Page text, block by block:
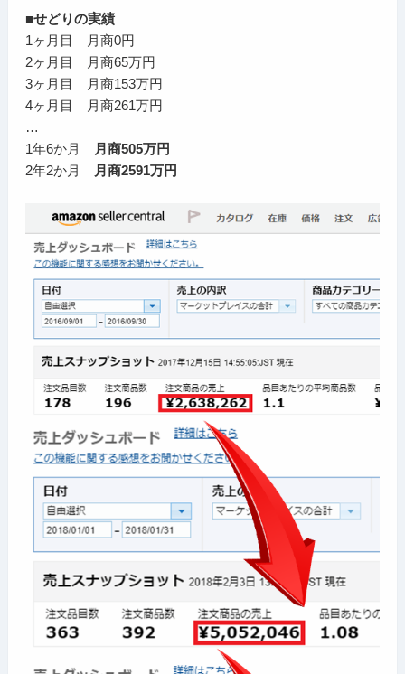
■せどりの実績
1ヶ月目 月商0円
2ヶ月目 月商65万円
3ヶ月目 月商153万円
4ヶ月目 月商261万円
…
1年6か月
月商505万円
2年2か月
月商2591万円